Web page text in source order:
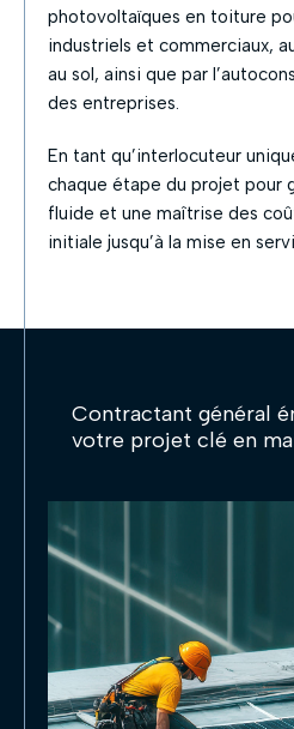
photovoltaïques en toiture
industriels et commerciaux,
au sol, ainsi que par
des entreprises.
En tant qu’interlocuteur
chaque étape du projet pour
fluide et une maîtrise des
initiale jusqu’à la mise en
Contractant général
votre projet clé en